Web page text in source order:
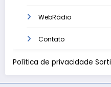
WebRádio
Contato
Política de privacidade